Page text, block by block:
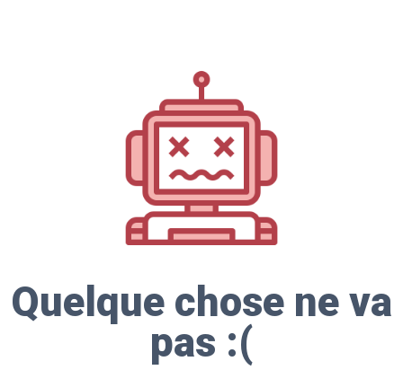
Quelque chose ne va
pas :(